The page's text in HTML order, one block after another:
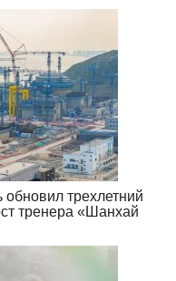
обновил трехлетний
тренера «Шанхай